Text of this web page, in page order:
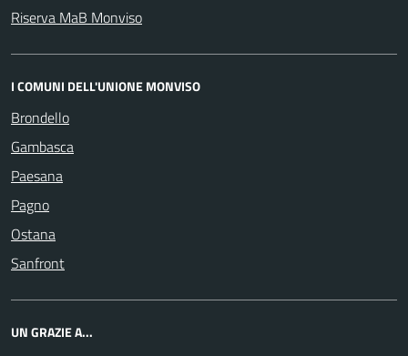
Riserva MaB Monviso
I COMUNI DELL'UNIONE MONVISO
Brondello
Gambasca
Paesana
Pagno
Ostana
Sanfront
UN GRAZIE A...